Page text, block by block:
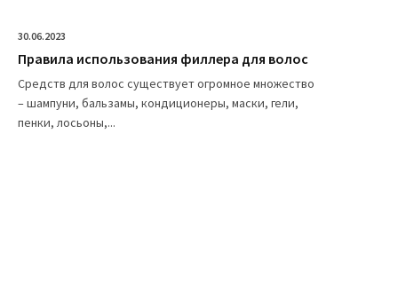
30.06.2023
Правила использования филлера для волос
Средств для волос существует огромное множество
– шампуни, бальзамы, кондиционеры, маски, гели,
пенки, лосьоны,...